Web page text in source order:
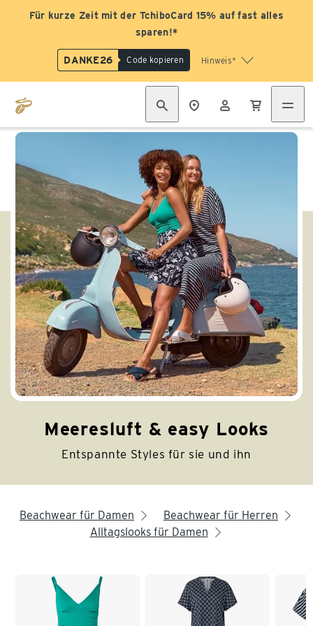
Für kurze Zeit mit der TchiboCard 15% auf fast alles
sparen!*
DANKE26 Code kopieren Hinweis*
Meeresluft & easy Looks
Entspannte Styles für sie und ihn
Beachwear für Damen arrow_right Beachwear für Herren arrow_right
Alltagslooks für Damen arrow_right